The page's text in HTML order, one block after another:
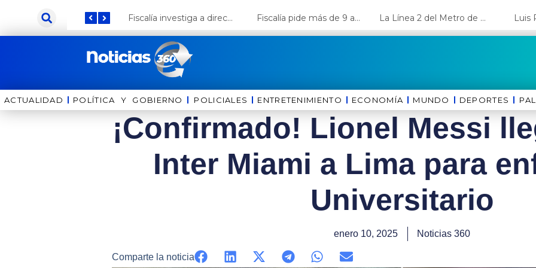
contenido
Fiscalía investiga a director de la Bella Luz por presunto abuso contra cantante Naldy Saldaña Fiscalía pide más de 9 años de cárcel para el diputado de oposición Harvey Colchado La Línea 2 del Metro de Lima y el Ramal 4 alcanzan un avance del 80%
ACTUALIDAD POLÍTICA Y GOBIERNO ⁠⁠POLICIALES ENTRETENIMIENTO ECONOMÍA MUNDO DEPORTES
¡Confirmado! Lionel Messi
Inter Miami a Lima para
Universitario
enero 10, 2025 Noticias 360
Comparte la noticia